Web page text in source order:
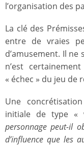
l’organisation des
La clé des
entre de vraies
d’amusement. Il ne
n’est
« échec » du jeu de
Une
initiale de type «
personnage peut-il
d’influence que les